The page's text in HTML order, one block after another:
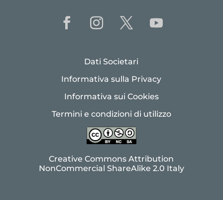
Dati Societari
Informativa sulla Privacy
Informativa sui Cookies
Termini e condizioni di utilizzo
Creative Commons Attribution
NonCommercial ShareAlike 2.0 Italy